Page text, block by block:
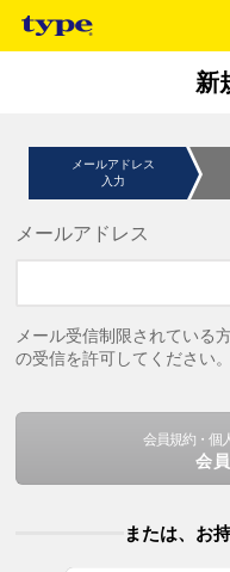
新
メールアドレス
入力
メールアドレス
メール受信制限されている
の受信を許可してください。
会員規約・個
会
または、お